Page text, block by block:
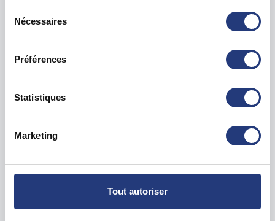
tout moment en consultant la Déclaration relative aux
cookies ou en cliquant sur l'icône de confidentialité.
Si vous le permettez, nous aimerions également :
géographique qui peuvent être précises à plusieurs
Identifier votre appareil en l'analysant activement
pour en relever les caractéristiques spécifiques
Pour en savoir plus sur le traitement de vos données
personnelles et définir vos préférences, reportez-vous à
Nécessaires
Préférences
Statistiques
Marketing
Tout autoriser
Liens utiles
Examen psychotechnique ? Pour qui ?
Blog tests psychotechniques